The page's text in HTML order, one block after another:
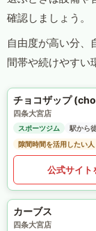
確認しましょう。
自由度が高い分、
間帯や続けやすい
チョコザップ
四条大宮店
スポーツジム
駅から
隙間時間を活用したい人
公式サイト
カーブス
四条大宮店